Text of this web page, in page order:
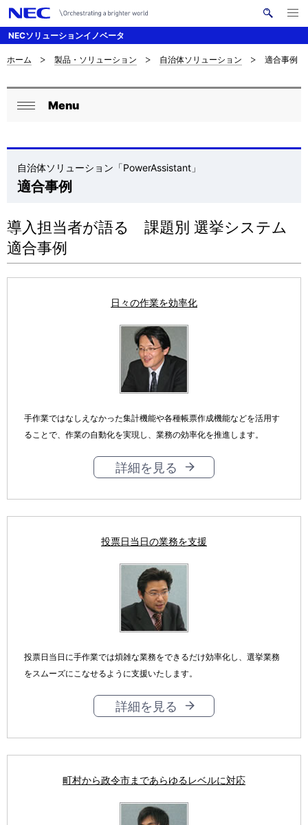
NECソリューションイノベータ
メ
ニ
を
ナ
ビ
シ
サ
イ
ト
の
現
在
位
置
ホーム 製品・ソリューション 自治体ソリューション 適合事例
ロ
カ
ル
ビ
ゲ
Menu
適合事例
自治体ソリューション「PowerAssistant」
導入担当者が語る 課題別 選挙システム
適合事例
日々の作業を効率化
手作業ではなしえなかった集計機能や各種帳票作成機能などを活用す
ることで、作業の自動化を実現し、業務の効率化を推進します。
詳細を見る
投票日当日の業務を支援
投票日当日に手作業では煩雑な業務をできるだけ効率化し、選挙業務
をスムーズにこなせるように支援いたします。
詳細を見る
町村から政令市まであらゆるレベルに対応